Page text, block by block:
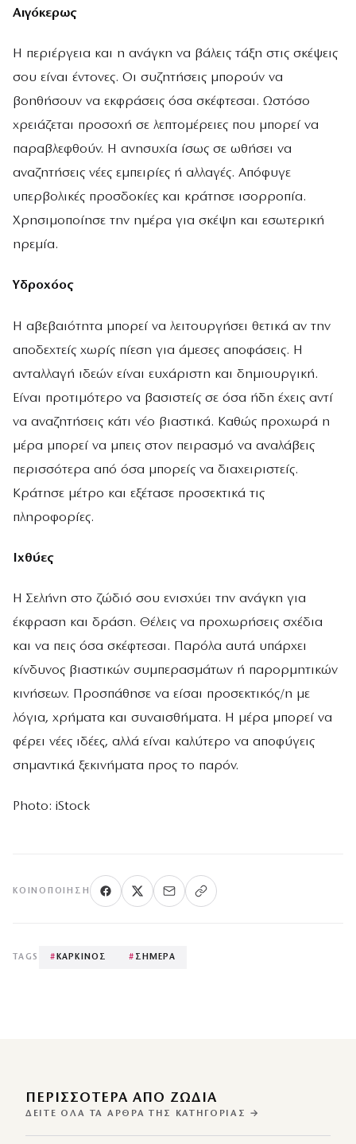
Αιγόκερως
Η περιέργεια και η ανάγκη να βάλεις τάξη στις σκέψεις
σου είναι έντονες. Οι συζητήσεις μπορούν να
βοηθήσουν να εκφράσεις όσα σκέφτεσαι. Ωστόσο
χρειάζεται προσοχή σε λεπτομέρειες που μπορεί να
παραβλεφθούν. Η ανησυχία ίσως σε ωθήσει να
αναζητήσεις νέες εμπειρίες ή αλλαγές. Απόφυγε
υπερβολικές προσδοκίες και κράτησε ισορροπία.
Χρησιμοποίησε την ημέρα για σκέψη και εσωτερική
ηρεμία.
Υδροχόος
Η αβεβαιότητα μπορεί να λειτουργήσει θετικά αν την
αποδεχτείς χωρίς πίεση για άμεσες αποφάσεις. Η
ανταλλαγή ιδεών είναι ευχάριστη και δημιουργική.
Είναι προτιμότερο να βασιστείς σε όσα ήδη έχεις αντί
να αναζητήσεις κάτι νέο βιαστικά. Καθώς προχωρά η
μέρα μπορεί να μπεις στον πειρασμό να αναλάβεις
περισσότερα από όσα μπορείς να διαχειριστείς.
Κράτησε μέτρο και εξέτασε προσεκτικά τις
πληροφορίες.
Ιχθύες
Η Σελήνη στο ζώδιό σου ενισχύει την ανάγκη για
έκφραση και δράση. Θέλεις να προχωρήσεις σχέδια
και να πεις όσα σκέφτεσαι. Παρόλα αυτά υπάρχει
κίνδυνος βιαστικών συμπερασμάτων ή παρορμητικών
κινήσεων. Προσπάθησε να είσαι προσεκτικός/η με
λόγια, χρήματα και συναισθήματα. Η μέρα μπορεί να
φέρει νέες ιδέες, αλλά είναι καλύτερο να αποφύγεις
σημαντικά ξεκινήματα προς το παρόν.
Photo: iStock
ΚΟΙΝΟΠΟΊΗΣΗ
TAGS #ΚΑΡΚΙΝΟΣ # ΣΗΜΕΡΑ
ΠΕΡΙΣΣΌΤΕΡΑ ΑΠΌ ΖΩΔΙΑ
ΔΕΊΤΕ ΌΛΑ ΤΑ ΆΡΘΡΑ ΤΗΣ ΚΑΤΗΓΟΡΊΑΣ →